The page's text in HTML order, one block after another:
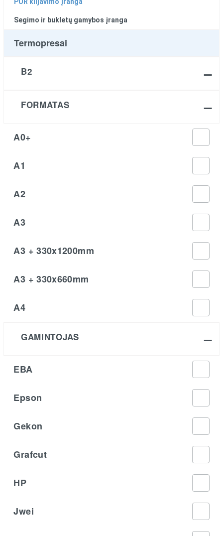
Segimo ir bukletų gamybos įranga
Termopresai
B2
FORMATAS
A0+
A1
A2
A3
A3 + 330x1200mm
A3 + 330x660mm
A4
GAMINTOJAS
EBA
Epson
Gekon
Grafcut
HP
Jwei